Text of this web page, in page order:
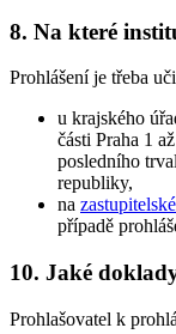
8. Na které
Prohlášení je třeba
u krajského
části Praha 1
posledního
republiky,
na
případě
10. Jaké
Prohlašovatel k